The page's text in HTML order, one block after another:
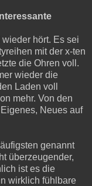
hört. Es sei
mit der x-ten
die Ohren voll.
wieder die
Laden voll
mehr. Von den
Neues auf
genannt
überzeugender,
ist es die
wirklich fühlbare